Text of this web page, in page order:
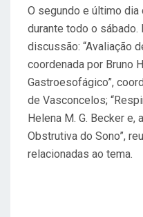
O segundo e último
durante todo o sábado.
discussão: “Avaliação
coordenada por Bruno
Gastroesofágico”,
de Vasconcelos;
Helena M. G. Becker e,
Obstrutiva do Sono”,
relacionadas ao tema.